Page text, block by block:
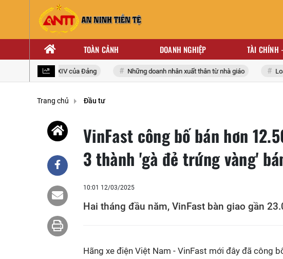
TOÀN CẢNH DOANH NGHIỆP TÀI CHÍNH
quốc lần thứ XIV của Đảng Những doanh nhân xuất thân từ nhà giáo Loạt
Trang chủ Đầu tư
VinFast công bố bán hơn
3 thành 'gà đẻ trứng vàng'
10:01 12/03/2025
Hai tháng đầu năm, VinFast bàn giao gần
Hãng xe điện Việt Nam - VinFast mới đây đã công